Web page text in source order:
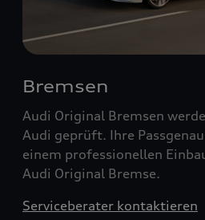
Bremsen
Audi Original Bremsen
Audi geprüft. Ihre
einem professionellen
Audi Original Bremse.
Serviceberater kontaktieren